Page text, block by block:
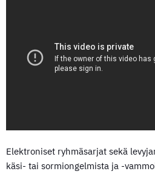
Elektroniset ryhmäsarjat sekä
käsi- tai sormiongelmista ja -